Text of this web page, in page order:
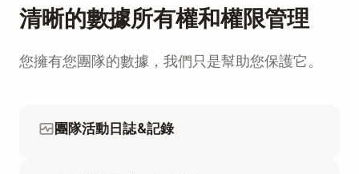
清晰的數據所有權和權限管理
您擁有您團隊的數據，我們只是幫助您保護它。
團隊活動日誌&記錄